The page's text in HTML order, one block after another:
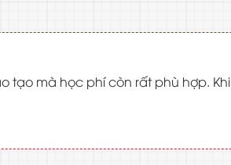
tạo mà học phí còn rất phù hợp. Khi